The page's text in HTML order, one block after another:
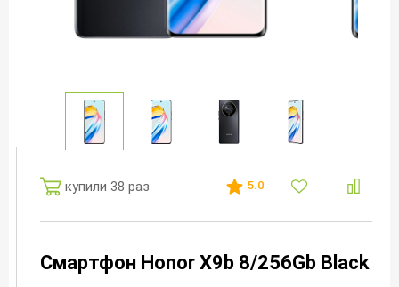
купили 38 раз 5.0
Смартфон Honor X9b 8/256Gb Black